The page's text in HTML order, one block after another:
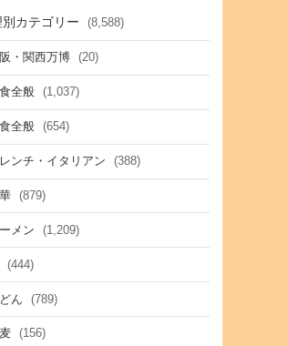
カテゴリー (8,588)
・関西万博 (20)
全般 (1,037)
全般 (654)
ンチ・イタリアン (388)
(879)
メン (1,209)
(444)
ん (789)
(156)